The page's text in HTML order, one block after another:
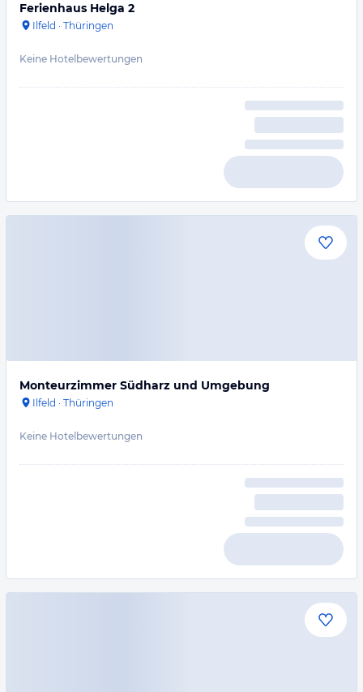
Ferienhaus Helga 2
Ilfeld · Thüringen
Keine Hotelbewertungen
Monteurzimmer Südharz und Umgebung
Ilfeld · Thüringen
Keine Hotelbewertungen